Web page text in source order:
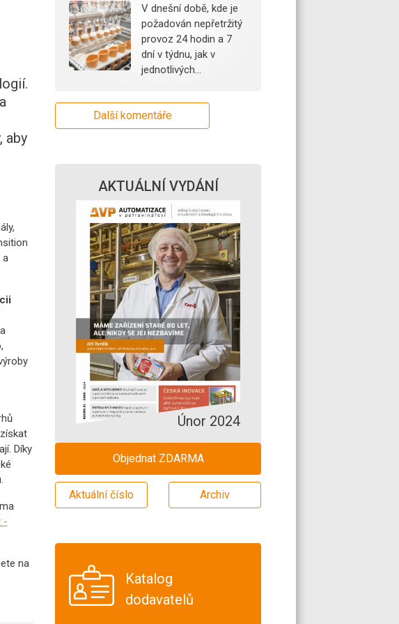
aby
a
Díky
-
na
V dnešní době, kde je
požadován nepřetržitý
provoz 24 hodin a 7
dní v týdnu, jak v
jednotlivých…
Další komentáře
AKTUÁLNÍ VYDÁNÍ
Únor 2024
Objednat ZDARMA
Aktuální číslo Archiv
Katalog
dodavatelů